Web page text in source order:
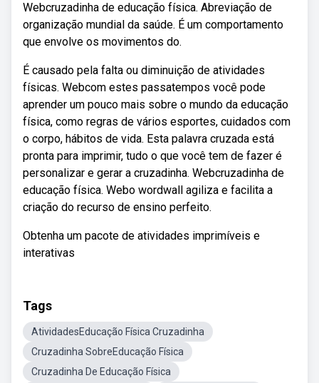
Webcruzadinha de educação física. Abreviação de
organização mundial da saúde. É um comportamento
que envolve os movimentos do.
É causado pela falta ou diminuição de atividades
físicas. Webcom estes passatempos você pode
aprender um pouco mais sobre o mundo da educação
física, como regras de vários esportes, cuidados com
o corpo, hábitos de vida. Esta palavra cruzada está
pronta para imprimir, tudo o que você tem de fazer é
personalizar e gerar a cruzadinha. Webcruzadinha de
educação física. Webo wordwall agiliza e facilita a
criação do recurso de ensino perfeito.
Obtenha um pacote de atividades imprimíveis e
interativas
Tags
AtividadesEducação Física Cruzadinha
Cruzadinha SobreEducação Física
Cruzadinha De Educação Física